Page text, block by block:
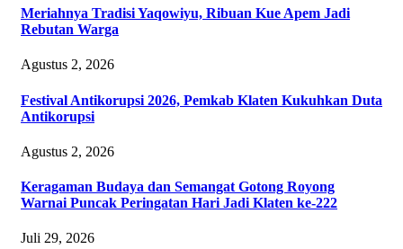
Meriahnya Tradisi Yaqowiyu, Ribuan Kue Apem Jadi
Rebutan Warga
Agustus 2, 2026
Festival Antikorupsi 2026, Pemkab Klaten Kukuhkan Duta
Antikorupsi
Agustus 2, 2026
Keragaman Budaya dan Semangat Gotong Royong
Warnai Puncak Peringatan Hari Jadi Klaten ke-222
Juli 29, 2026